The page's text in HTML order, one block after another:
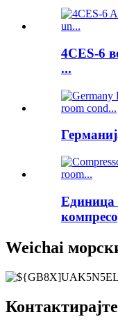
4CES-6
...
Единица
Weichai